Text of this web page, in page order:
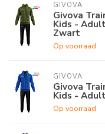
GIVOVA
Givova
Kids -
Zwart
Op voorraad
GIVOVA
Givova
Kids -
Op voorraad